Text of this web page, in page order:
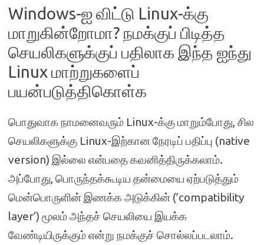
Windows-ஐ விட்டு Linux-க்கு
மாறுகின்றோமா? நமக்குப் பிடித்த
செயலிகளுக்குப் பதிலாக இந்த ஐந்து
Linux மாற்றுகளைப்
பயன்படுத்திகொள்க
பொதுவாக நாமனைவரும் Linux-க்கு மாறும்போது, ​​சில
செயலிகளுக்கு Linux-இற்கான நேரடிப் பதிப்பு (native
version) இல்லை என்பதை கவனித்திருக்கலாம்.
அப்போது, பொருந்தக்கூடிய தன்மையை ஏற்படுத்தும்
மென்பொருளின் இணக்க அடுக்கின் (​​’compatibility
layer’) மூலம் அந்தச் செயலியை இயக்க
வேண்டியிருக்கும் என்று நமக்குச் சொல்லப்படலாம்.